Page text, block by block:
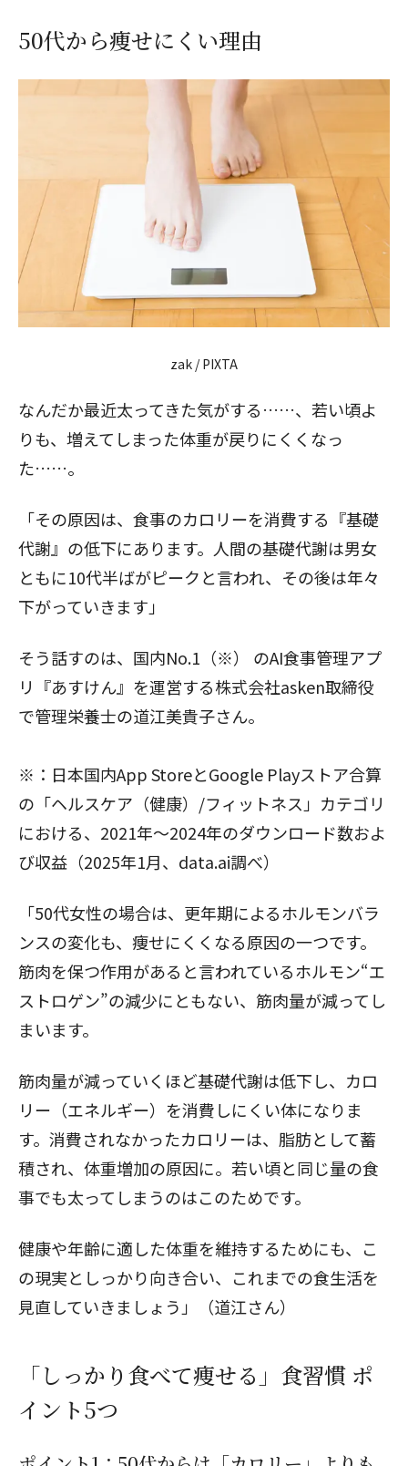
50代から痩せにくい理由
zak / PIXTA
なんだか最近太ってきた気がする……、若い頃よ
りも、増えてしまった体重が戻りにくくなっ
た……。
「その原因は、食事のカロリーを消費する『基礎
代謝』の低下にあります。人間の基礎代謝は男女
ともに10代半ばがピークと言われ、その後は年々
下がっていきます」
そう話すのは、国内No.1（※） のAI食事管理アプ
リ『あすけん』を運営する株式会社asken取締役
で管理栄養士の道江美貴子さん。
※：日本国内App StoreとGoogle Playストア合算
の「ヘルスケア（健康）/フィットネス」カテゴリ
における、2021年～2024年のダウンロード数およ
び収益（2025年1月、data.ai調べ）
「50代女性の場合は、更年期によるホルモンバラ
ンスの変化も、痩せにくくなる原因の一つです。
筋肉を保つ作用があると言われているホルモン“エ
ストロゲン”の減少にともない、筋肉量が減ってし
まいます。
筋肉量が減っていくほど基礎代謝は低下し、カロ
リー（エネルギー）を消費しにくい体になりま
す。消費されなかったカロリーは、脂肪として蓄
積され、体重増加の原因に。若い頃と同じ量の食
事でも太ってしまうのはこのためです。
健康や年齢に適した体重を維持するためにも、こ
の現実としっかり向き合い、これまでの食生活を
見直していきましょう」（道江さん）
「しっかり食べて痩せる」食習慣 ポ
イント5つ